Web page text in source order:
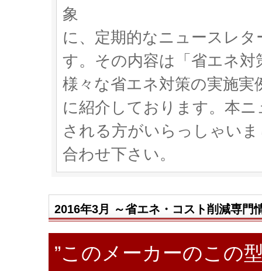
象
に、定期的なニュースレ
す。その内容は「省エネ
様々な省エネ対策の実施
に紹介しております。本
される方がいらっしゃい
合わせ下さい。
2016年3月 ～省エネ・コスト削減専
”このメーカーのこの